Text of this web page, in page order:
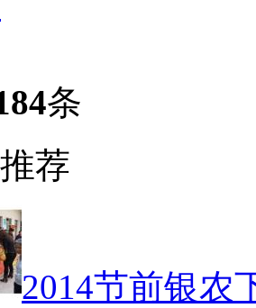
条
荐
2014节前银农